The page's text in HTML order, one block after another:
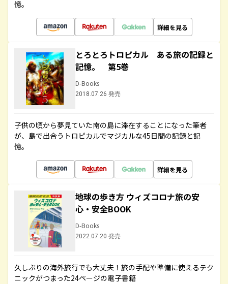
憶。
詳細を見る
とろとろトロピカル ある旅の記録と
記憶。 第5巻
D-Books
2018.07.26 発売
子供の頃から夢見ていた南の島に滞在することになった筆者
が、島で出合うトロピカルでマジカルな45日間の記録と記
憶。
詳細を見る
地球の歩き方 ウィズコロナ旅の安
心・安全BOOK
D-Books
2022.07.20 発売
久しぶりの海外旅行でも大丈夫！旅の手配や準備に使えるテク
ニックがつまった24ページの電子書籍